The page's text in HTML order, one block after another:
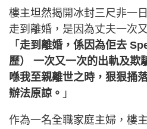
樓主坦然揭開冰封三尺非一
走到離婚，是因為丈夫一次
「 走到離婚，係因為佢去
歷） 一次又一次的出軌及欺
喺我至親離世之時，狠狠捅
辦法原諒。 」
作為一名全職家庭主婦，樓